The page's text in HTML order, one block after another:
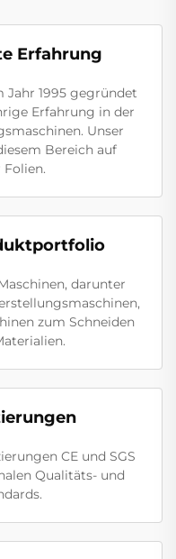
Erfahrung
Jahr 1995 gegründet
Erfahrung in der
Unser
Bereich auf
darunter
zum Schneiden
CE und SGS
Qualitäts- und